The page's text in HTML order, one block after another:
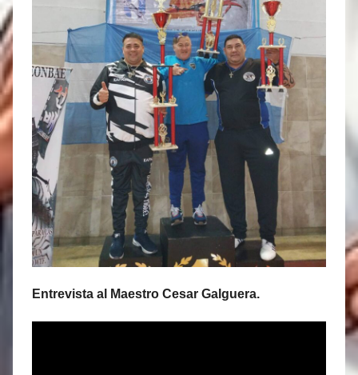
Entrevista al Maestro Cesar Galguera.